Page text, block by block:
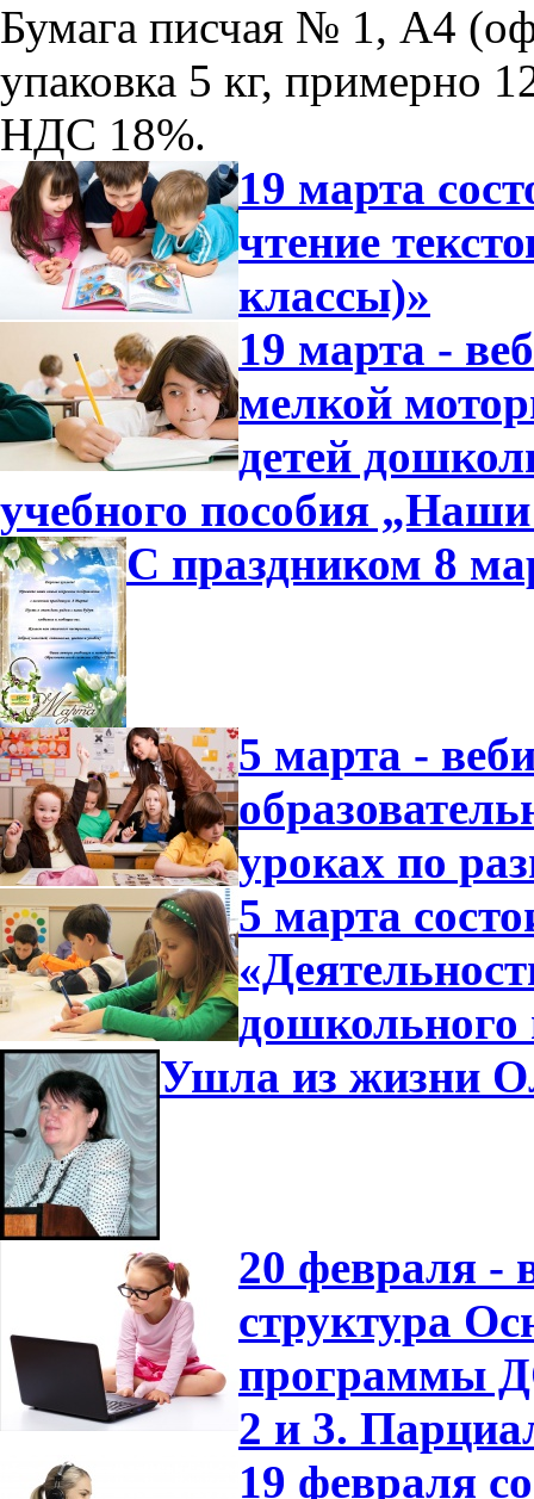
Бумага писчая № 1, А4
упаковка 5 кг, примерно
НДС 18%.
19 марта
чтение
классы)»
19 марта -
мелкой
детей
учебного пособия
С праздником 8
5 марта -
уроках по
5 марта
дошкольного
Ушла из жизни
20 февраля -
структура
программы
2 и 3.
19 февраля